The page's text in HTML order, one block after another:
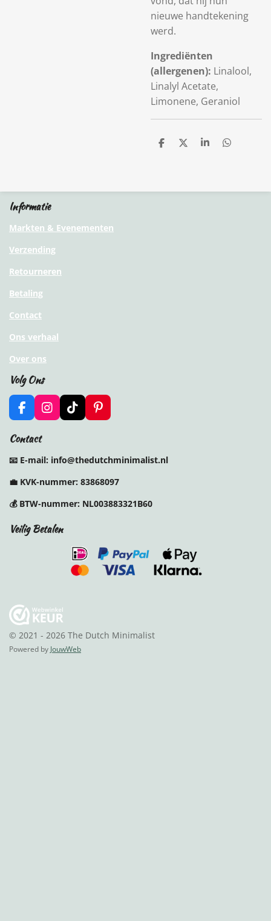
nieuwe handtekening
werd.
Ingrediënten
(allergenen): Linalool,
Linalyl Acetate,
Limonene, Geraniol
D
D
S
D
Informatie
Markten & Evenementen
Verzending
Retourneren
Betaling
Contact
Ons verhaal
Over ons
Volg Ons
F
a
c
e
b
o
I
n
a
r
m
T
i
o
P
i
e
e
t
Contact
📧 E-mail: info@thedutchminimalist.nl
💼 KVK-nummer: 83868097
💰 BTW-nummer: NL003883321B60
Veilig Betalen
© 2021 - 2026 The Dutch Minimalist
Powered by JouwWeb